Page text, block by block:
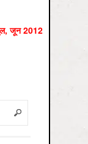
जून 2012